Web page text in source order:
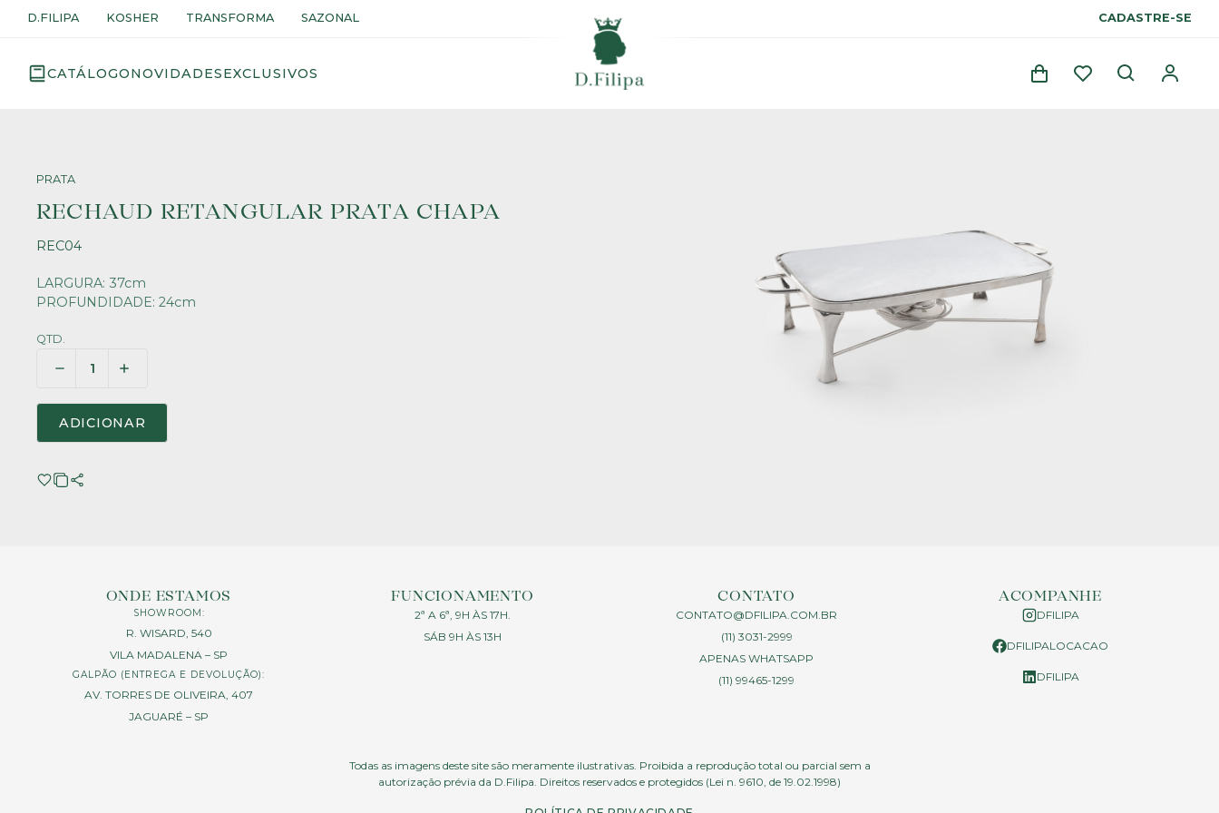
D.FILIPA KOSHER TRANSFORMA SAZONAL CADASTRE-SE
CATÁLOGONOVIDADESEXCLUSIVOS
PRATA
RECHAUD RETANGULAR PRATA CHAPA
REC04
LARGURA: 37cm
PROFUNDIDADE: 24cm
QTD.
ADICIONAR
ONDE ESTAMOS
SHOWROOM:
R. WISARD, 540
VILA MADALENA – SP
GALPÃO (ENTREGA E DEVOLUÇÃO):
AV. TORRES DE OLIVEIRA, 407
JAGUARÉ – SP
FUNCIONAMENTO
2ª A 6ª, 9H ÀS 17H.
SÁB 9H ÀS 13H
CONTATO
CONTATO@DFILIPA.COM.BR
(11) 3031-2999
APENAS WHATSAPP
(11) 99465-1299
ACOMPANHE
DFILIPA
DFILIPALOCACAO
DFILIPA
Todas as imagens deste site são meramente ilustrativas. Proibida a reprodução total ou parcial sem a
autorização prévia da D.Filipa. Direitos reservados e protegidos (Lei n. 9610, de 19.02.1998)